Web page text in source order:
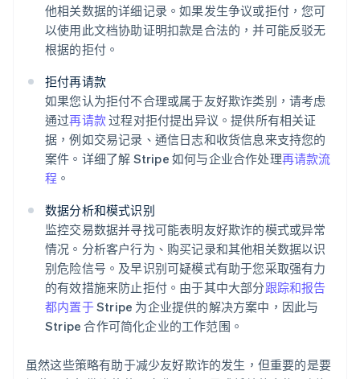
他相关数据的详细记录。如果发生争议或拒付，您可
以使用此文档协助证明扣款是合法的，并可能反驳无
根据的拒付。
拒付再请款
如果您认为拒付不合理或属于友好欺诈类别，请考虑
通过再请款过程对拒付提出异议。提供所有相关证
据，例如交易记录、通信日志和收货信息来支持您的
案件。详细了解 Stripe 如何与企业合作处理再请款流
程 。
数据分析和模式识别
监控交易数据并寻找可能表明友好欺诈的模式或异常
情况。分析客户行为、购买记录和其他相关数据以识
别危险信号。及早识别可疑模式有助于您采取强有力
的有效措施来防止拒付。由于其中大部分跟踪和报告
都内置于Stripe 为企业提供的解决方案中，因此与
Stripe 合作可简化企业的工作范围。
虽然这些策略有助于减少友好欺诈的发生，但重要的是要
阿联酋
English
爱尔兰
English
爱沙尼亚
English
奥地利
DeutschEnglish
English